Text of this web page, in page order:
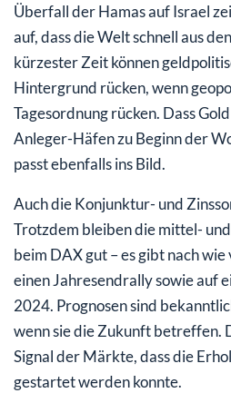
Überfall der Hamas auf Israel
auf, dass die Welt schnell aus
kürzester Zeit können
Hintergrund rücken, wenn
Tagesordnung rücken. Dass
Anleger-Häfen zu Beginn der
passt ebenfalls ins Bild.
Auch die Konjunktur- und
Trotzdem bleiben die mittel-
beim DAX gut – es gibt nach
einen Jahresendrally sowie auf
2024. Prognosen sind
wenn sie die Zukunft betreffen.
Signal der Märkte, dass die
gestartet werden konnte.